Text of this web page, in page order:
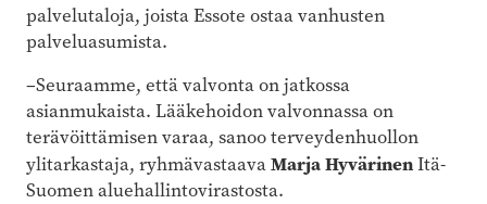
palvelutaloja, joista Essote ostaa vanhusten
palveluasumista.
–Seuraamme, että valvonta on jatkossa
asianmukaista. Lääkehoidon valvonnassa on
terävöittämisen varaa, sanoo terveydenhuollon
ylitarkastaja, ryhmävastaavaMarja HyvärinenItä-
Suomen aluehallintovirastosta.